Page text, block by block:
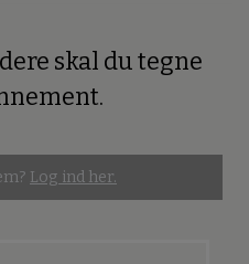
skal du tegne
Log ind her.